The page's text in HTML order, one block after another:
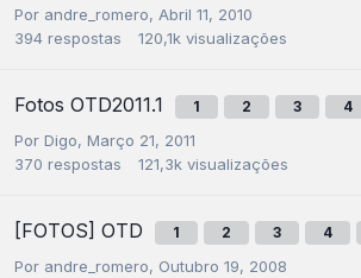
Por andre_romero, Abril 11, 2010
394 respostas 120,1k visualizações
Fotos OTD2011.1 1 2 3 4
Por Digo, Março 21, 2011
370 respostas 121,3k visualizações
[FOTOS] OTD 1 2 3 4
Por andre_romero, Outubro 19, 2008